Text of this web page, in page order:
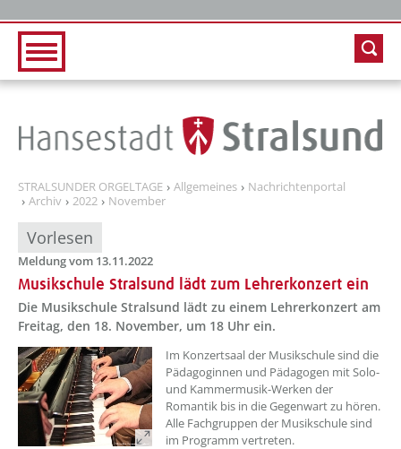
STRALSUNDER ORGELTAGE Allgemeines
Nachrichtenportal
Archiv
2022 November
Vorlesen
Meldung vom 13.11.2022
Musikschule Stralsund lädt zum Lehrerkonzert ein
Die Musikschule Stralsund lädt zu einem Lehrerkonzert am
Freitag, den 18. November, um 18 Uhr ein.
??? absaetzeOben[1]/titel ???
Im Konzertsaal der Musikschule sind die
Pädagoginnen und Pädagogen mit Solo-
und Kammermusik-Werken der
Romantik bis in die Gegenwart zu hören.
Alle Fachgruppen der Musikschule sind
im Programm vertreten.